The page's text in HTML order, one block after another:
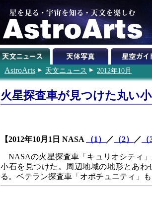
AstroArts 天文ニュース 2012年10月
火星探査車が見つけた丸い
【2012年10月1日 NASA （1） ／ （2） ／ （
NASAの火星探査車「キュリオシティ
小石を見つけた。周辺地域の地形とあ
る。ベテラン探査車「オポチュニティ」